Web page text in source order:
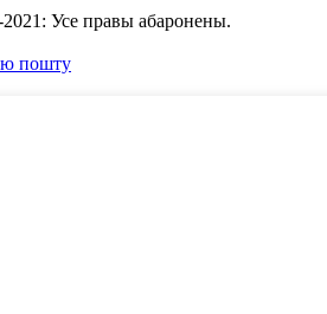
Усе правы абаронены.
пошту